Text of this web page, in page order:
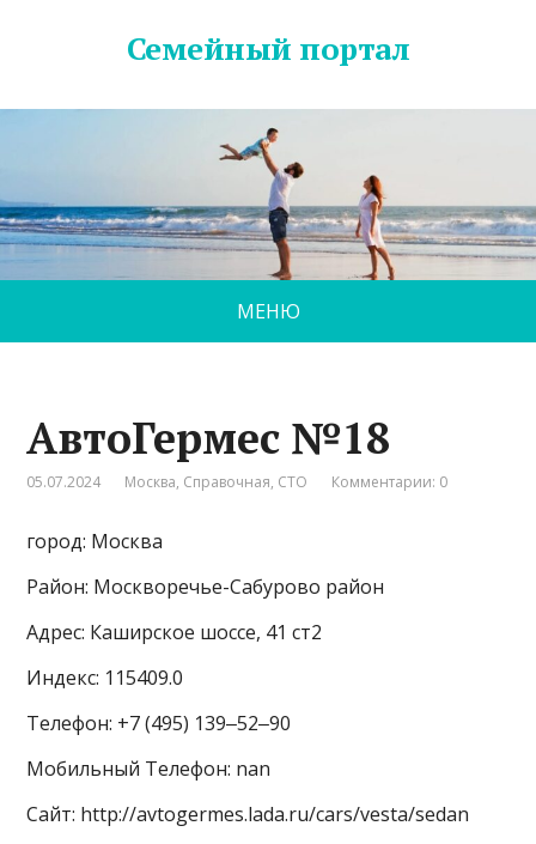
Семейный портал
МЕНЮ
АвтоГермес №18
05.07.2024 Москва, Справочная, СТО Комментарии: 0
город: Москва
Район: Москворечье-Сабурово район
Адрес: Каширское шоссе, 41 ст2
Индекс: 115409.0
Телефон: +7 (495) 139‒52‒90
Мобильный Телефон: nan
Сайт: http://avtogermes.lada.ru/cars/vesta/sedan